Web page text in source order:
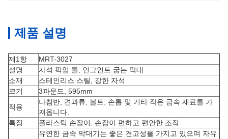
제품 설명
제1항
MRT-3027
설명
자석 픽업 툴, 인그인트 굽는 막대
소재
스테인리스 스틸, 강한 자석
크기
3파운드, 595mm
적용
나침반, 견과류, 볼트, 손톱 및 기타 작은 금속 재료를 가
져옵니다.
특징
플라스틱 손잡이, 손잡이 편하고 편안한 조작
유연한 금속 막대기는 좋은 견고성을 가지고 있으며 자유